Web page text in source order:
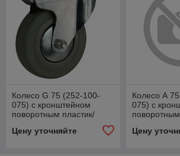
Колесо G 75 (252-100-
075) с кронштейном
поворотным пластик/
Цену уточняйте
Колесо А
075) с
тормозом
Цену